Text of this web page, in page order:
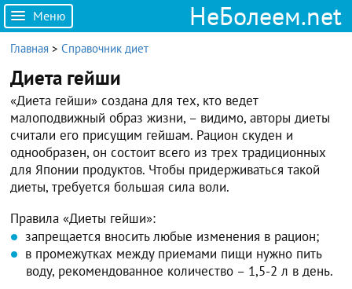
Меню НеБолеем.net
Главная >Справочник диет
Диета гейши
«Диета гейши» создана для тех, кто ведет
малоподвижный образ жизни, – видимо, авторы диеты
считали его присущим гейшам. Рацион скуден и
однообразен, он состоит всего из трех традиционных
для Японии продуктов. Чтобы придерживаться такой
диеты, требуется большая сила воли.
Правила «Диеты гейши»:
запрещается вносить любые изменения в рацион;
в промежутках между приемами пищи нужно пить
воду, рекомендованное количество – 1,5-2 л в день.